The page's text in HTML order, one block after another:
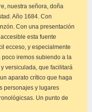
nuestra señora, doña
Año 1684. Con
Con una presentación
esta fuente
ecceso, y especialmente
iremos subiendo a la
versiculada, que facilitará
aparato crítico que haga
personajes y lugares
Un punto de